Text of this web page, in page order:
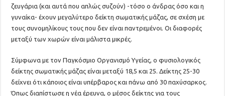
ζευγάρια (και αυτά που απλώς συζούν) -τόσο ο άνδρας όσο και η
γυναίκα- έχουν μεγαλύτερο δείκτη σωματικής μάζας, σε σχέση με
τους συνομηλίκους τους που δεν είναι παντρεμένοι. Οι διαφορές
μεταξύ των χωρών είναι μάλιστα μικρές.
Σύμφωνα με τον Παγκόσμιο Οργανισμό Υγείας, ο φυσιολογικός
δείκτης σωματικής μάζας είναι μεταξύ 18,5 και 25. Δείκτης 25-30
δείχνει ότι κάποιος είναι υπέρβαρος και πάνω από 30 παχύσαρκος.
Όπως διαπίστωσε η νέα έρευνα, ο μέσος δείκτης για τους